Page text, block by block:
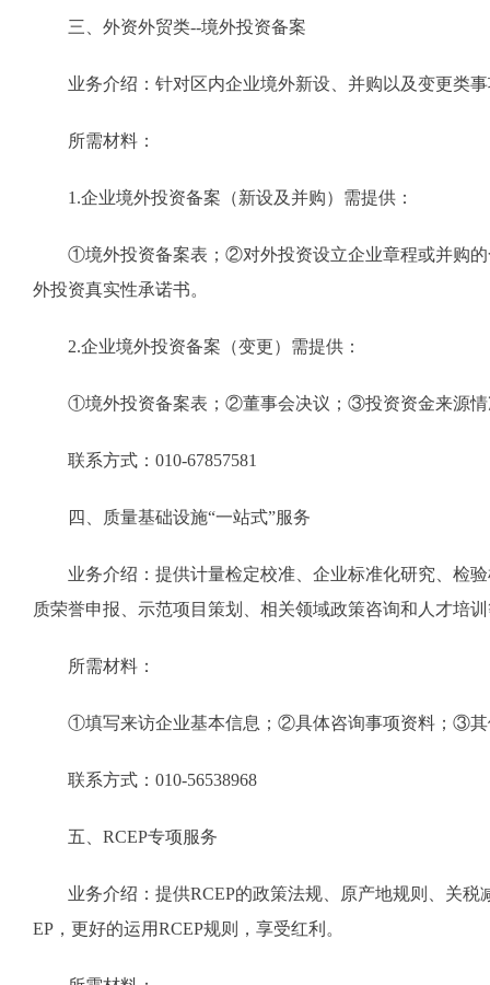
三、外资外贸类--境外投资备案
业务介绍：针对区内企业境外新设、并购以及变更类事
所需材料：
1.企业境外投资备案（新设及并购）需提供：
①境外投资备案表；②对外投资设立企业章程或并购的
外投资真实性承诺书。
2.企业境外投资备案（变更）需提供：
①境外投资备案表；②董事会决议；③投资资金来源情
联系方式：010-67857581
四、质量基础设施“一站式”服务
业务介绍：提供计量检定校准、企业标准化研究、检验
质荣誉申报、示范项目策划、相关领域政策咨询和人才培
所需材料：
①填写来访企业基本信息；②具体咨询事项资料；③其
联系方式：010-56538968
五、RCEP专项服务
业务介绍：提供RCEP的政策法规、原产地规则、关税
EP，更好的运用RCEP规则，享受红利。